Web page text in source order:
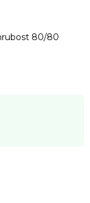
80/80